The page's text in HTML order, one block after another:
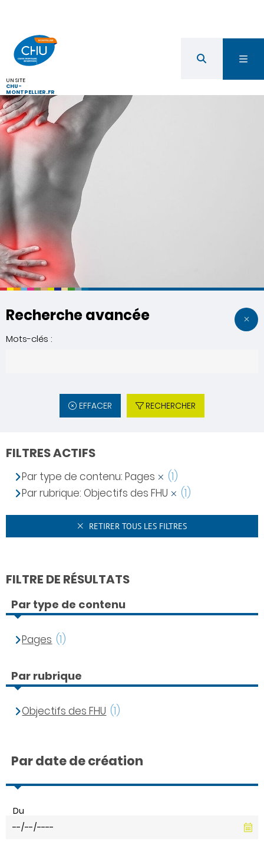
UN SITE
CHU-
MONTPELLIER.FR
Recherche avancée
Mots-clés :
EFFACER RECHERCHER
FILTRES ACTIFS
Par type de contenu: Pages
(1)
Par rubrique: Objectifs des FHU
(1)
RETIRER TOUS LES FILTRES
FILTRE DE RÉSULTATS
Par type de contenu
Pages (1)
Par rubrique
Objectifs des FHU (1)
Par date de création
Du